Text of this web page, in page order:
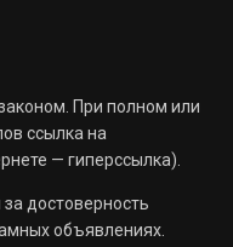
При полном или
ссылка на
— гиперссылка).
достоверность
объявлениях.